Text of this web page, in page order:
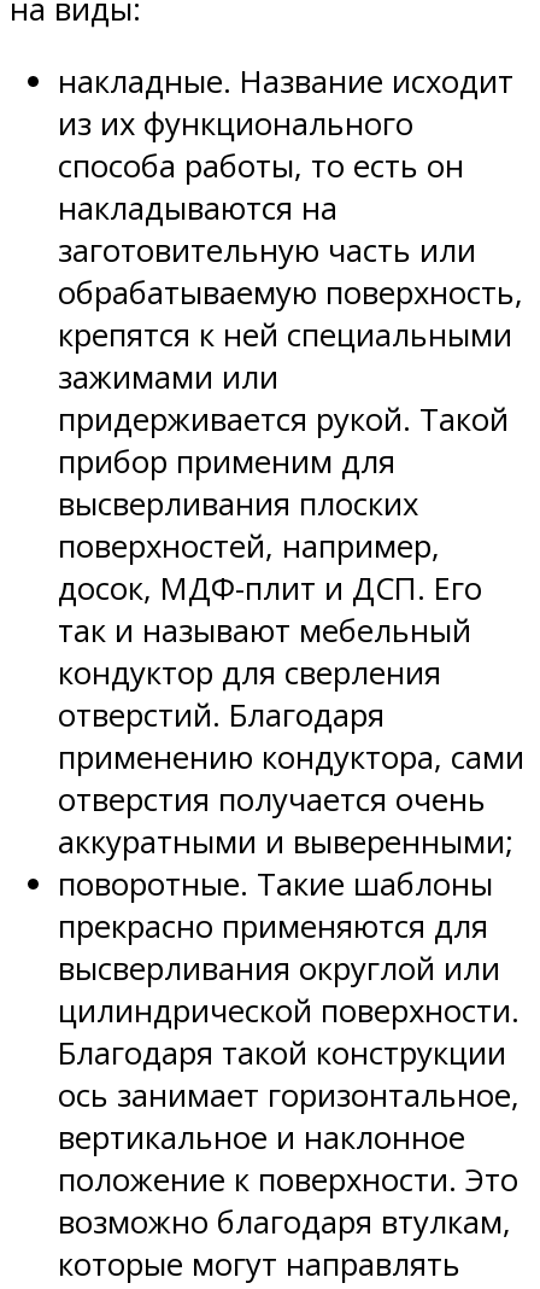
на виды:
накладные. Название исходит
из их функционального
способа работы, то есть он
накладываются на
заготовительную часть или
обрабатываемую поверхность,
крепятся к ней специальными
зажимами или
придерживается рукой. Такой
прибор применим для
высверливания плоских
поверхностей, например,
досок, МДФ-плит и ДСП. Его
так и называют мебельный
кондуктор для сверления
отверстий. Благодаря
применению кондуктора, сами
отверстия получается очень
аккуратными и выверенными;
поворотные. Такие шаблоны
прекрасно применяются для
высверливания округлой или
цилиндрической поверхности.
Благодаря такой конструкции
ось занимает горизонтальное,
вертикальное и наклонное
положение к поверхности. Это
возможно благодаря втулкам,
которые могут направлять